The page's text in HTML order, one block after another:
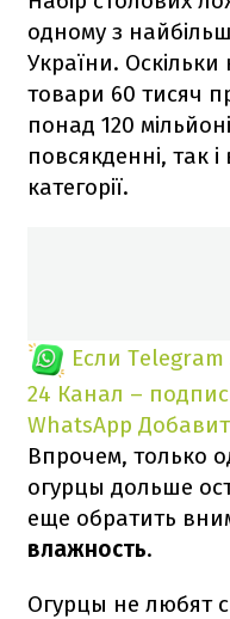
одному з
України.
товари 60 тисяч
понад 120
повсякденні, так і
категорії.
Если
24 Канал –
WhatsApp
Впрочем, только
огурцы дольше
еще обратить
влажность.
Огурцы не любят